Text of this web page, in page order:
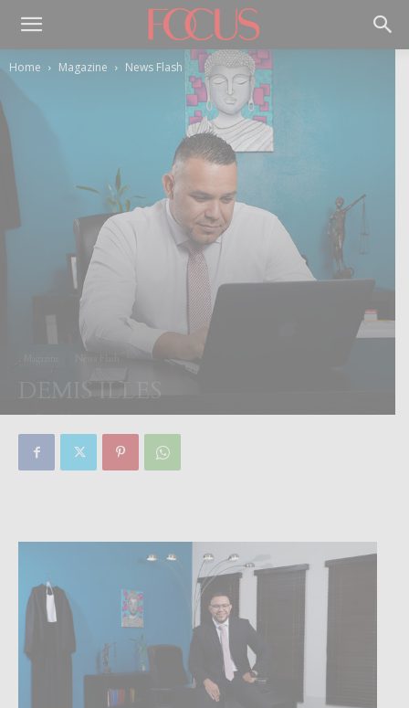
Home Magazine News Flash
DEMIS ILLES
By Focus Magazine - 0